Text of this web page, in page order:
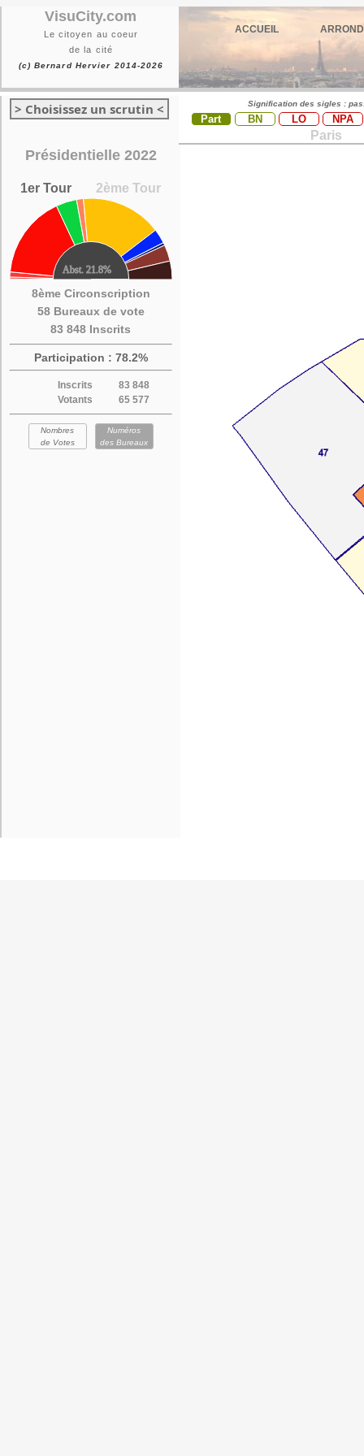
VisuCity.com
Le citoyen au coeur
de la cité
(c) Bernard Hervier 2014-2026
ACCUEIL
> Choisissez un scrutin <
Présidentielle 2022
1er Tour 2ème Tour
8ème Circonscription
58 Bureaux de vote
83 848 Inscrits
Participation : 78.2%
Inscrits
83 848
Votants
65 577
Nombres
de Votes
Numéros
des Bureaux
Signification des sigles :
Part BN LO NPA
Paris